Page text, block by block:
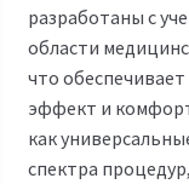
разработаны с
области
что
эффект и
как
спектра